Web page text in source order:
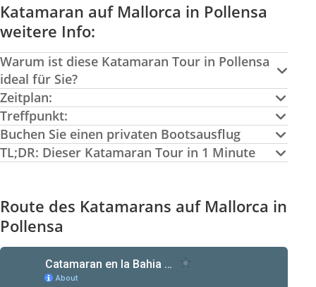
Katamaran auf Mallorca in Pollensa
weitere Info:
Warum ist diese Katamaran Tour in Pollensa
ideal für Sie?
Zeitplan:
Treffpunkt:
Buchen Sie einen privaten Bootsausflug
TL;DR: Dieser Katamaran Tour in 1 Minute
Route des Katamarans auf Mallorca in
Pollensa